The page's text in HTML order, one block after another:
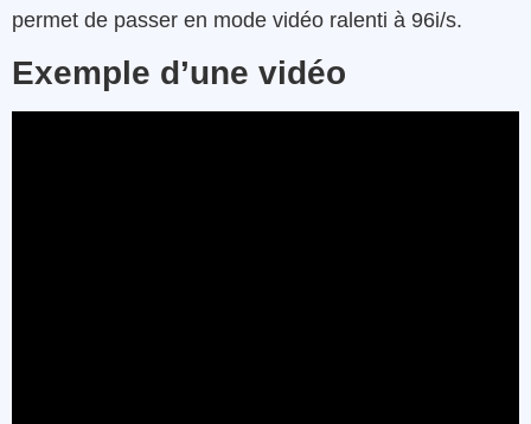
permet de passer en mode vidéo ralenti à 96i/s.
Exemple d’une vidéo